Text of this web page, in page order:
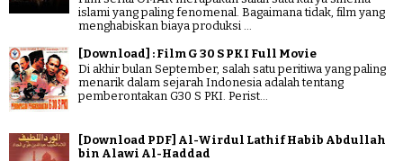
islami yang paling fenomenal. Bagaimana tidak, film yang
menghabiskan biaya produksi ...
[Download] : Film G 30 S PKI Full Movie
Di akhir bulan September, salah satu peritiwa yang paling
menarik dalam sejarah Indonesia adalah tentang
pemberontakan G30 S PKI. Perist...
[Download PDF] Al-Wirdul Lathif Habib Abdullah
bin Alawi Al-Haddad